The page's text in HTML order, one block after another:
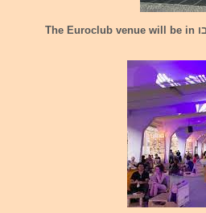
היורוקלאב ימוקם בספאציו דמבו The Euroclub venue will be in